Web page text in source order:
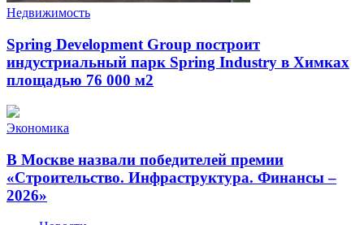
Недвижимость
Spring Development Group построит
индустриальный парк Spring Industry в Химках
площадью 76 000 м2
Экономика
В Москве назвали победителей премии
«Строительство. Инфраструктура. Финансы –
2026»